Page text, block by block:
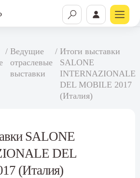
/ Ведущие
отраслевые
выставки
/ Итоги выставки
SALONE
INTERNAZIONALE
DEL MOBILE 2017
(Италия)
SALONE
DEL
(Италия)